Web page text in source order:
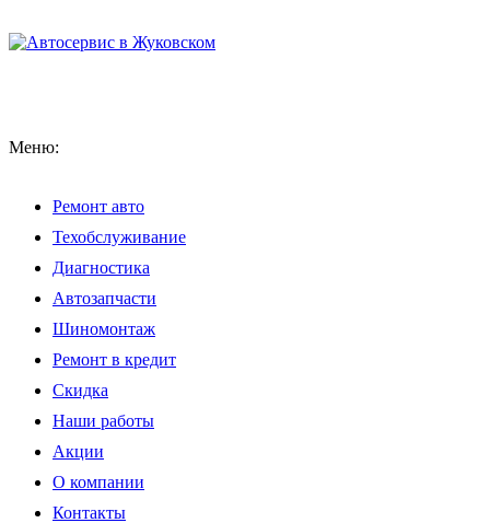
Меню:
Ремонт авто
Техобслуживание
Диагностика
Автозапчасти
Шиномонтаж
Ремонт в кредит
Скидка
Наши работы
Акции
О компании
Контакты